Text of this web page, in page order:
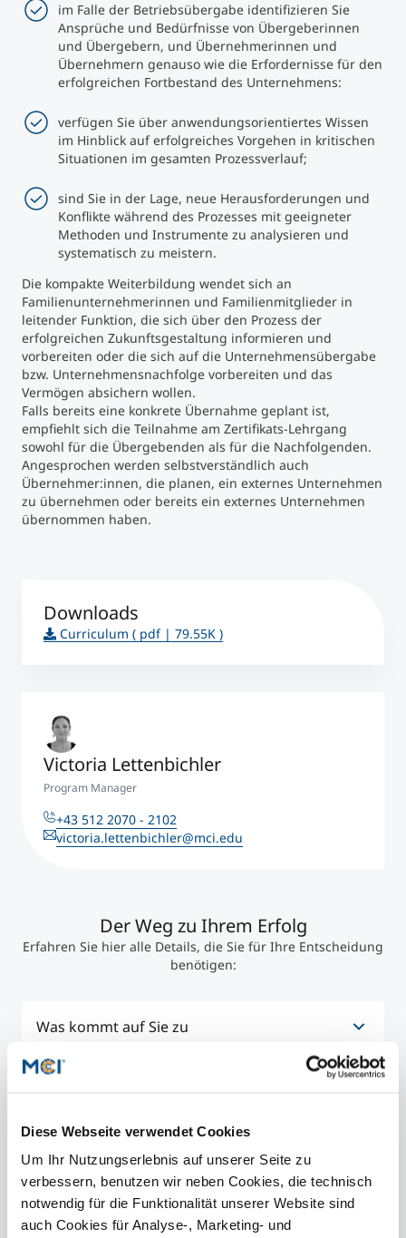
Diese Webseite verwendet Cookies
Um Ihr Nutzungserlebnis auf unserer Seite zu
verbessern, benutzen wir neben Cookies, die technisch
notwendig für die Funktionalität unserer Website sind
auch Cookies für Analyse-, Marketing- und
im Falle der Betriebsübergabe identifizieren Sie
Ansprüche und Bedürfnisse von Übergeberinnen
und Übergebern, und Übernehmerinnen und
Übernehmern genauso wie die Erfordernisse für den
erfolgreichen Fortbestand des Unternehmens:
verfügen Sie über anwendungsorientiertes Wissen
im Hinblick auf erfolgreiches Vorgehen in kritischen
Situationen im gesamten Prozessverlauf;
sind Sie in der Lage, neue Herausforderungen und
Konflikte während des Prozesses mit geeigneter
Methoden und Instrumente zu analysieren und
systematisch zu meistern.
Die kompakte Weiterbildung wendet sich an
Familienunternehmerinnen und Familienmitglieder in
leitender Funktion, die sich über den Prozess der
erfolgreichen Zukunftsgestaltung informieren und
vorbereiten oder die sich auf die Unternehmensübergabe
bzw. Unternehmensnachfolge vorbereiten und das
Vermögen absichern wollen.
Falls bereits eine konkrete Übernahme geplant ist,
empfiehlt sich die Teilnahme am Zertifikats-Lehrgang
sowohl für die Übergebenden als für die Nachfolgenden.
Angesprochen werden selbstverständlich auch
Übernehmer:innen, die planen, ein externes Unternehmen
zu übernehmen oder bereits ein externes Unternehmen
übernommen haben.
Downloads
Curriculum ( pdf | 79.55K )
Victoria Lettenbichler
Program Manager
+43 512 2070 - 2102
victoria.lettenbichler@mci.edu
Der Weg zu Ihrem Erfolg
Erfahren Sie hier alle Details, die Sie für Ihre Entscheidung
benötigen:
Was kommt auf Sie zu
didaktischen Konzept, das speziell auf die
Bedürfnisse berufstätiger
Entscheidungsträger:innen abgestimmt ist.
An 8 Präsenztagen setzen Sie sich mit dem
magischen Dreieck aus Familie, Unternehmen und
Eigentümerschaft auseinander. Sie lernen
außerdem, mit Konflikten und Emotionen
Expertinnen und Experten im Bereich Family
Business sowie Führung & Leadership mit
exzellenten akademischen Qualifikationen und
internationalem Erfahrungshintergrund. Neueste
Anrechnung & Anerkennung
Sämtliche Zertifikats-Lehrgänge des MCI
entsprechen höchsten internationalen